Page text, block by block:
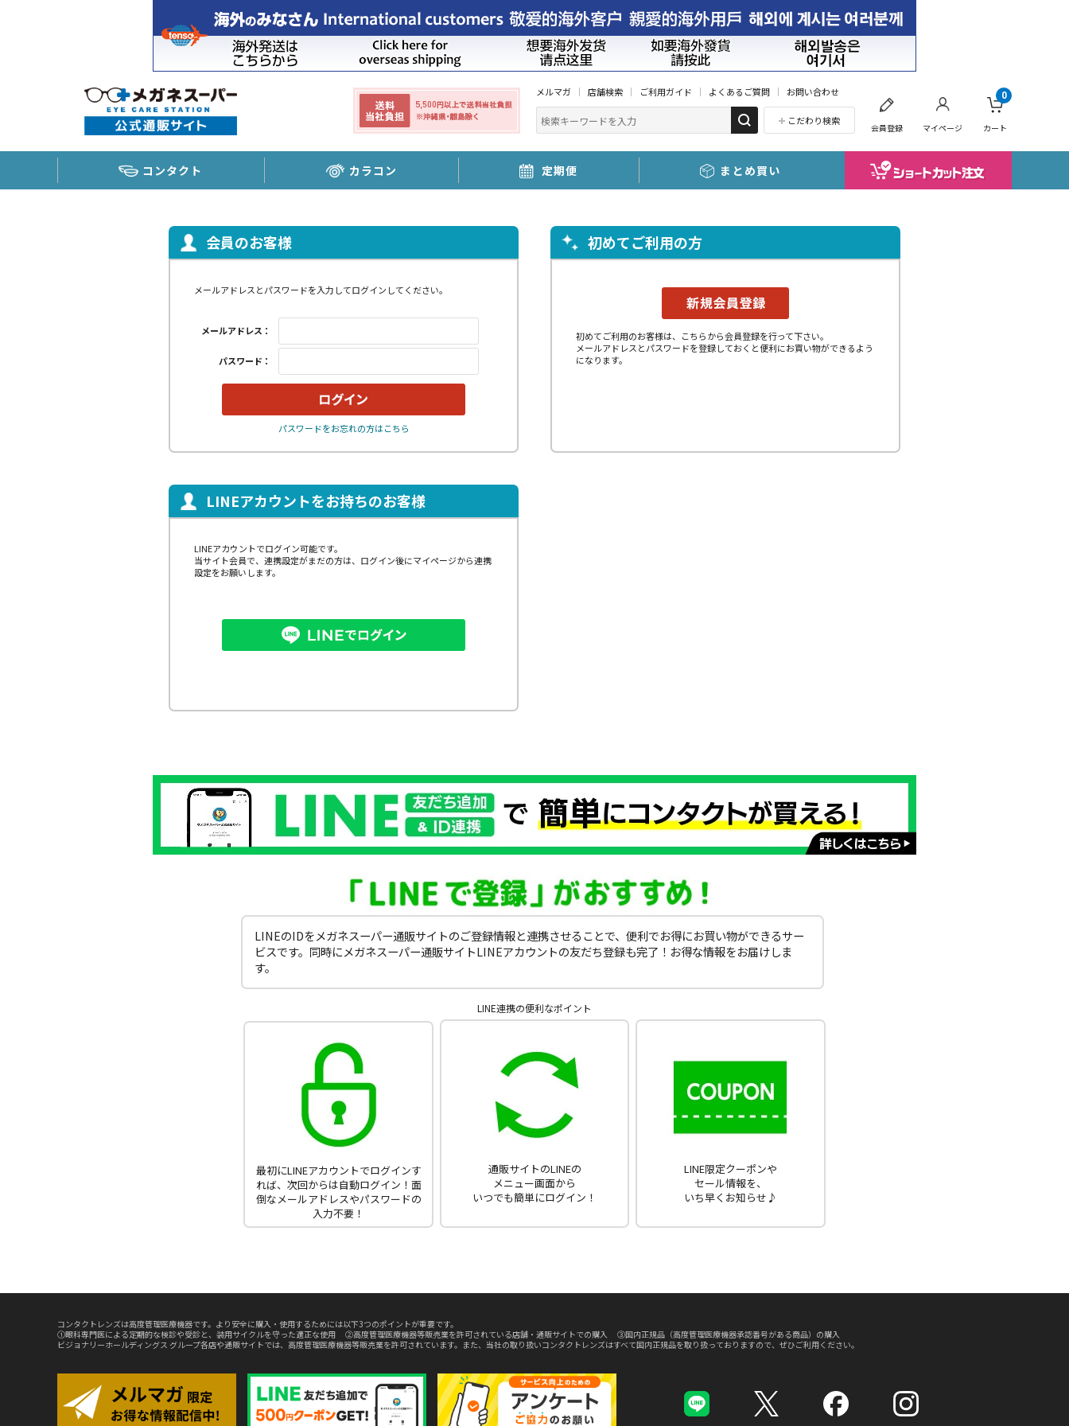
メルマガ 店舗検索 ご利用ガイド よくあるご質問 お問い合わせ
こだわり検索
会員登録 マイページ カート
0
コンタクト カラコン 定期便 まとめ買い
会員のお客様
メールアドレスとパスワードを入力してログインしてください。
メールアドレス：
パスワード：
パスワードをお忘れの方はこちら
初めてご利用の方
初めてご利用のお客様は、こちらから会員登録を行って下さい。
メールアドレスとパスワードを登録しておくと便利にお買い物ができるよう
になります。
LINEアカウントをお持ちのお客様
LINEアカウントでログイン可能です。
当サイト会員で、連携設定がまだの方は、ログイン後にマイページから連携
設定をお願いします。
LINEのIDをメガネスーパー通販サイトのご登録情報と連携させることで、便利でお得にお買い物ができるサー
ビスです。同時にメガネスーパー通販サイトLINEアカウントの友だち登録も完了！お得な情報をお届けしま
す。
LINE連携の便利なポイント
最初にLINEアカウントでログインす
れば、次回からは自動ログイン！面
倒なメールアドレスやパスワードの
入力不要！
通販サイトのLINEの
メニュー画面から
いつでも簡単にログイン！
LINE限定クーポンや
セール情報を、
いち早くお知らせ♪
コンタクトレンズは高度管理医療機器です。より安全に購入・使用するためには以下3つのポイントが重要です。
①眼科専門医による定期的な検診や受診と、装用サイクルを守った適正な使用 ②高度管理医療機器等販売業を許可されている店舗・通販サイトでの購入 ③国内正規品（高度管理医療機器承認番号がある商品）の購入
ビジョナリーホールディングス グループ各店や通販サイトでは、高度管理医療機器等販売業を許可されています。また、当社の取り扱いコンタクトレンズはすべて国内正規品を取り扱っておりますので、ぜひご利用ください。